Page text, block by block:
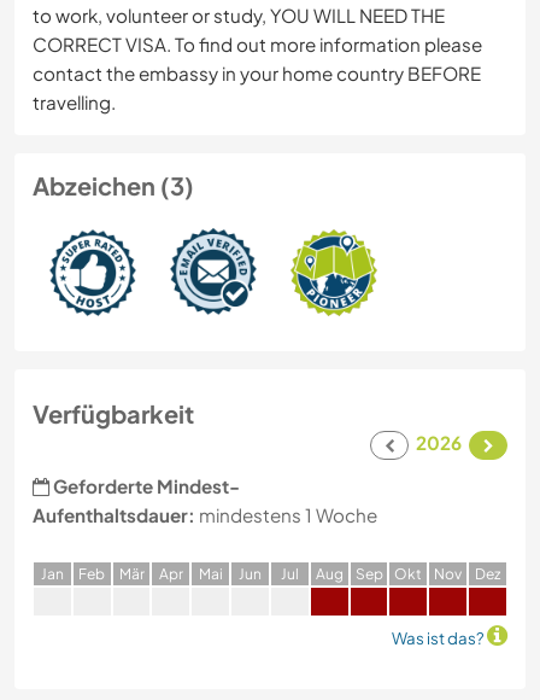
to work, volunteer or study, YOU WILL NEED THE
CORRECT VISA. To find out more information please
contact the embassy in your home country BEFORE
travelling.
Abzeichen (3)
Verfügbarkeit
2026
Geforderte Mindest-
Aufenthaltsdauer: mindestens 1 Woche
Jan Feb Mär Apr Mai Jun Jul Aug Sep Okt Nov Dez
Was ist das?